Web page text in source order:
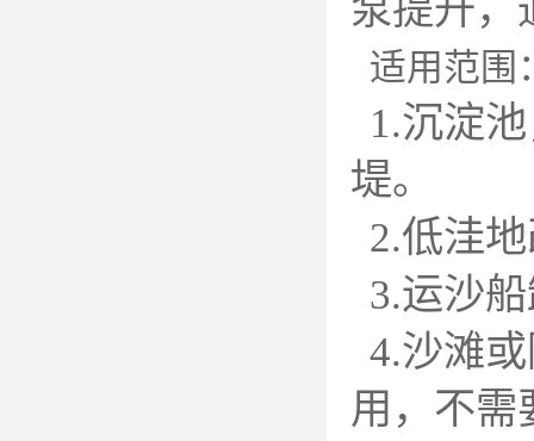
泵提升，
适用范围
1.沉淀
堤。
2.低洼
3.运沙
4.沙滩
用，不需